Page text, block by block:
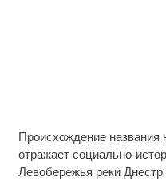
Происхождение названия
отражает социально-
Левобережья реки